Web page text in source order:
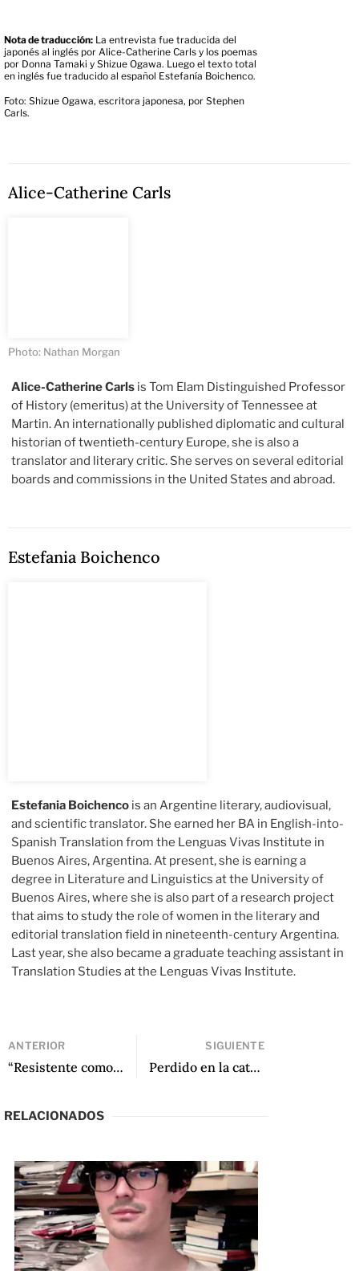
Nota de traducción: La entrevista fue traducida del
japonés al inglés por Alice-Catherine Carls y los poemas
por Donna Tamaki y Shizue Ogawa. Luego el texto total
en inglés fue traducido al español Estefanía Boichenco.
Foto: Shizue Ogawa, escritora japonesa, por Stephen
Carls.
Alice-Catherine Carls
Photo: Nathan Morgan
Alice-Catherine Carls is Tom Elam Distinguished Professor
of History (emeritus) at the University of Tennessee at
Martin. An internationally published diplomatic and cultural
historian of twentieth-century Europe, she is also a
translator and literary critic. She serves on several editorial
boards and commissions in the United States and abroad.
Estefania Boichenco
Estefania Boichenco is an Argentine literary, audiovisual,
and scientific translator. She earned her BA in English-into-
Spanish Translation from the Lenguas Vivas Institute in
Buenos Aires, Argentina. At present, she is earning a
degree in Literature and Linguistics at the University of
Buenos Aires, where she is also part of a research project
that aims to study the role of women in the literary and
editorial translation field in nineteenth-century Argentina.
Last year, she also became a graduate teaching assistant in
Translation Studies at the Lenguas Vivas Institute.
ANTERIOR
“Resistente como un tendón de buey”: la literatura coreana y las catástrofes recurrentes
SIGUIENTE
Perdido en la catedral subterránea
RELACIONADOS